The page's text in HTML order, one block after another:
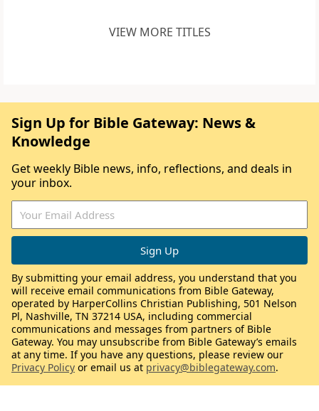
VIEW MORE TITLES
Sign Up for Bible Gateway: News &
Knowledge
Get weekly Bible news, info, reflections, and deals in
your inbox.
By submitting your email address, you understand that you
will receive email communications from Bible Gateway,
operated by HarperCollins Christian Publishing, 501 Nelson
Pl, Nashville, TN 37214 USA, including commercial
communications and messages from partners of Bible
Gateway. You may unsubscribe from Bible Gateway’s emails
at any time. If you have any questions, please review our
Privacy Policy or email us at privacy@biblegateway.com.